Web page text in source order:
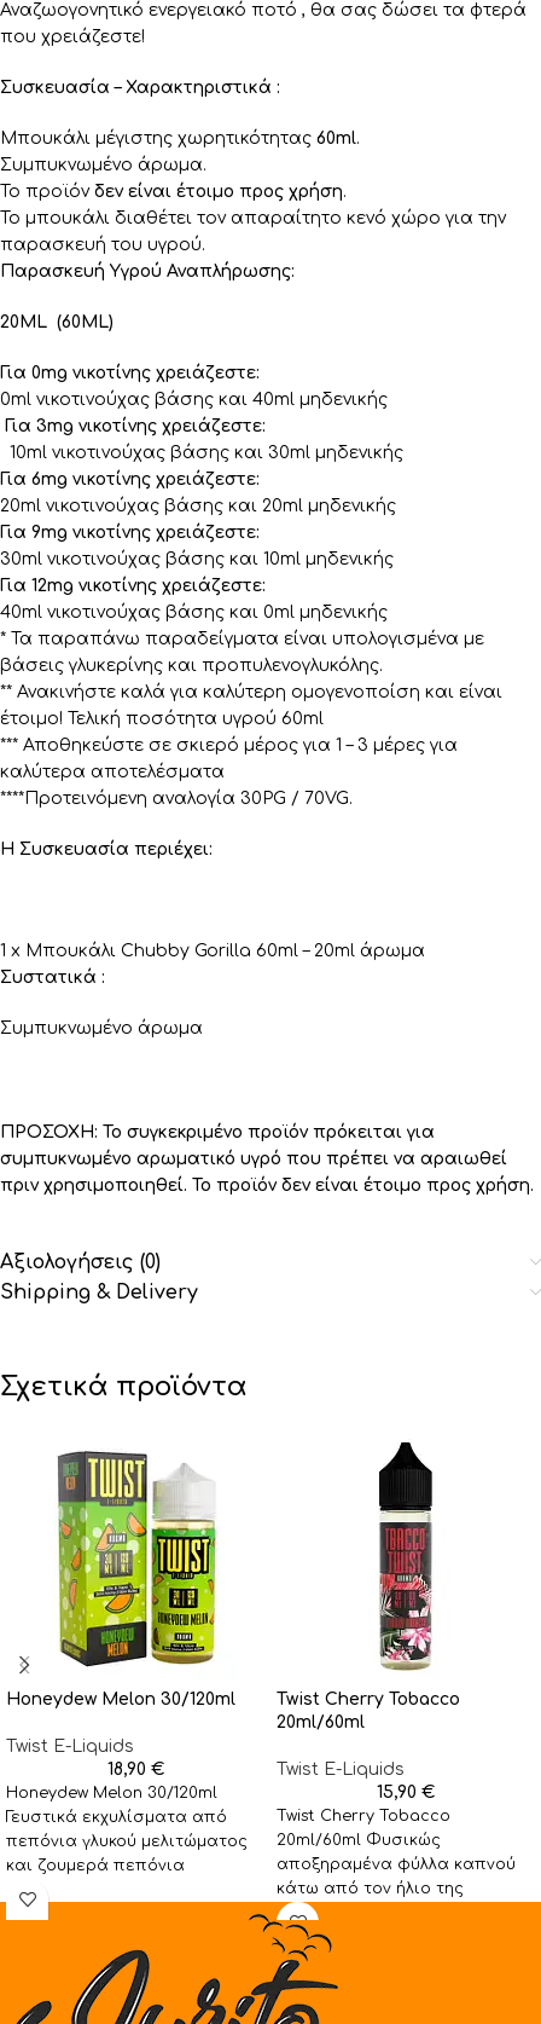
Αναζωογονητικό ενεργειακό ποτό , θα σας δώσει τα φτερά
που χρειάζεστε!
Συσκευασία – Χαρακτηριστικά :
Μπουκάλι μέγιστης χωρητικότητας 60ml.
Συμπυκνωμένο άρωμα.
Το προϊόν δεν είναι έτοιμο προς χρήση.
Το μπουκάλι διαθέτει τον απαραίτητο κενό χώρο για την
παρασκευή του υγρού.
Παρασκευή Υγρού Αναπλήρωσης:
20ML (60ML)
Για 0mg νικοτίνης χρειάζεστε:
0ml νικοτινούχας βάσης και 40ml μηδενικής
Για 3mg νικοτίνης χρειάζεστε:
10ml νικοτινούχας βάσης και 30ml μηδενικής
Για 6mg νικοτίνης χρειάζεστε:
20ml νικοτινούχας βάσης και 20ml μηδενικής
Για 9mg νικοτίνης χρειάζεστε:
30ml νικοτινούχας βάσης και 10ml μηδενικής
Για 12mg νικοτίνης χρειάζεστε:
40ml νικοτινούχας βάσης και 0ml μηδενικής
* Τα παραπάνω παραδείγματα είναι υπολογισμένα με
βάσεις γλυκερίνης και προπυλενογλυκόλης.
** Ανακινήστε καλά για καλύτερη ομογενοποίση και είναι
έτοιμο! Τελική ποσότητα υγρού 60ml
*** Αποθηκεύστε σε σκιερό μέρος για 1 – 3 μέρες για
καλύτερα αποτελέσματα
****Προτεινόμενη αναλογία 30PG / 70VG.
Η Συσκευασία περιέχει:
1 x Μπουκάλι Chubby Gorilla 60ml – 20ml άρωμα
Συστατικά :
Συμπυκνωμένο άρωμα
ΠΡΟΣΟΧΗ: Το συγκεκριμένο προϊόν πρόκειται για
συμπυκνωμένο αρωματικό υγρό που πρέπει να αραιωθεί
πριν χρησιμοποιηθεί. Το προϊόν δεν είναι έτοιμο προς χρήση.
Αξιολογήσεις (0)
Shipping & Delivery
Σχετικά προϊόντα
Honeydew Melon 30/120ml
Twist E-Liquids
18,90 €
Honeydew Melon 30/120ml
Γευστικά εκχυλίσματα από
πεπόνια γλυκού μελιτώματος
και ζουμερά πεπόνια
συνδυάζονται για να
Twist Cherry Tobacco
20ml/60ml
Twist E-Liquids
15,90 €
Twist Cherry Tobacco
20ml/60ml Φυσικώς
αποξηραμένα φύλλα καπνού
κάτω από τον ήλιο της
Αμερικανικής Δύσης, με
ελαφρύ σώμα, συνδυασμένα
με